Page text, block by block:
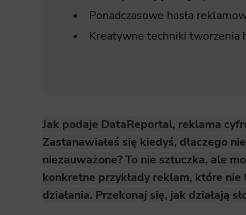
Ponadczasowe hasła
Kreatywne techniki tworzenia
Jak podaje DataReportal, reklama
Zastanawiałeś się kiedyś, dlaczego
niezauważone? To nie sztuczka, ale
konkretne przykłady reklam, które
działania. Przekonaj się, jak działają